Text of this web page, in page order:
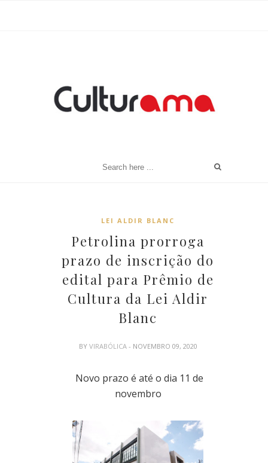
LEI ALDIR BLANC
Petrolina prorroga
prazo de inscrição do
edital para Prêmio de
Cultura da Lei Aldir
Blanc
BY VIRABÓLICA - NOVEMBRO 09, 2020
Novo prazo é até o dia 11 de
novembro